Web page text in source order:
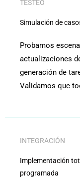
TESTEO
Simulación de
Probamos
actualizaciones
generación de
Validamos que
INTEGRACIÓN
Implementación
programada